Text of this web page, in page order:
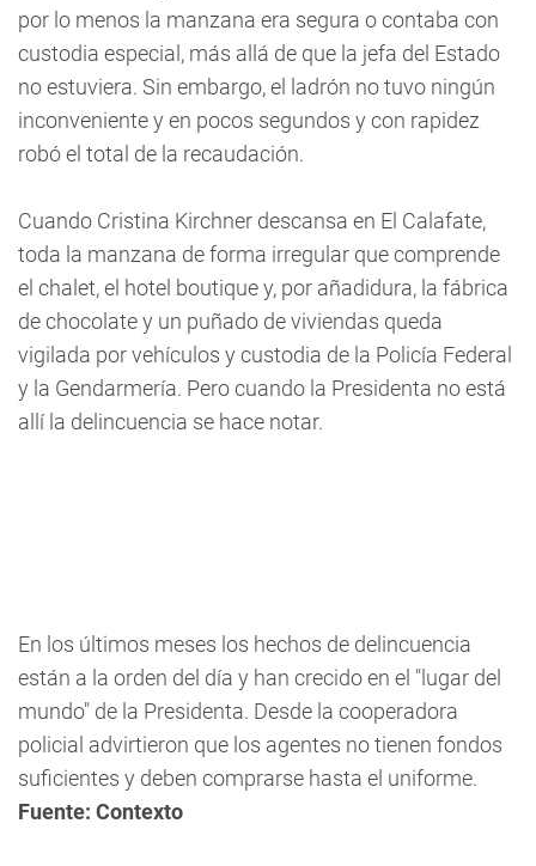
por lo menos la manzana era segura o contaba con
custodia especial, más allá de que la jefa del Estado
no estuviera. Sin embargo, el ladrón no tuvo ningún
inconveniente y en pocos segundos y con rapidez
robó el total de la recaudación.
Cuando Cristina Kirchner descansa en El Calafate,
toda la manzana de forma irregular que comprende
el chalet, el hotel boutique y, por añadidura, la fábrica
de chocolate y un puñado de viviendas queda
vigilada por vehículos y custodia de la Policía Federal
y la Gendarmería. Pero cuando la Presidenta no está
allí la delincuencia se hace notar.
En los últimos meses los hechos de delincuencia
están a la orden del día y han crecido en el "lugar del
mundo" de la Presidenta. Desde la cooperadora
policial advirtieron que los agentes no tienen fondos
suficientes y deben comprarse hasta el uniforme.
Fuente: Contexto